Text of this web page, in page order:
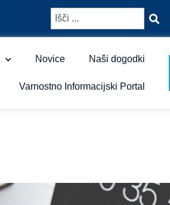
Novice Naši dogodki
Varnostno Informacijski Portal